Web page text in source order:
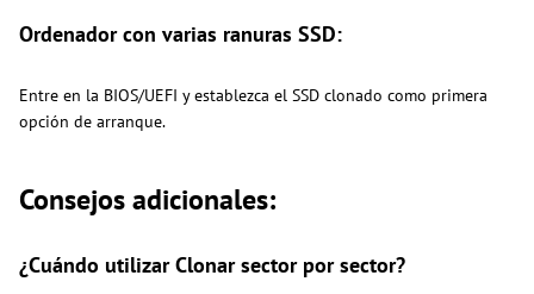
Ordenador con varias ranuras SSD:
Entre en la BIOS/UEFI y establezca el SSD clonado como primera
opción de arranque.
Consejos adicionales:
¿Cuándo utilizar Clonar sector por sector?